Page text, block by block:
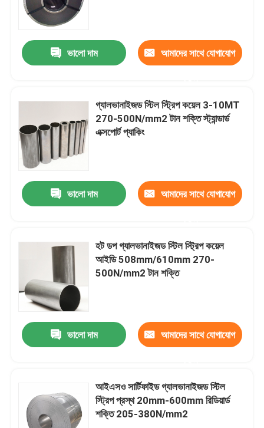
পণ্য
ভিডিও
আমাদের সম্পর্কে
মান নিয়ন্ত্রণ
যোগাযোগ করুন
উদ্ধৃতির জন্য আবেদন
স্টেইনলেস স্টীল শীট প্লেট
ভালো দাম আমাদের সাথে যোগাযোগ
গ্যালভানাইজড স্টিল স্ট্রিপ কয়েল 3-10MT
270-500N/mm2 টান শক্তি স্ট্যান্ডার্ড
এক্সপোর্ট প্যাকিং
ভালো দাম আমাদের সাথে যোগাযোগ
হট ডপ গ্যালভানাইজড স্টিল স্ট্রিপ কয়েল
আইডি 508mm/610mm 270-
500N/mm2 টান শক্তি
ভালো দাম আমাদের সাথে যোগাযোগ
আইএসও সার্টিফাইড গ্যালভানাইজড স্টিল
স্ট্রিপ প্রস্থ 20mm-600mm রিডিয়ার্ড
শক্তি 205-380N/mm2